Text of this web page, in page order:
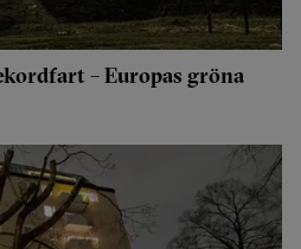
– Europas gröna